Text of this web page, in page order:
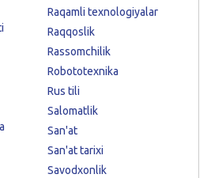
Raqamli texnologiyalar
Raqqoslik
Rassomchilik
Robototexnika
Rus tili
Salomatlik
San'at
San'at tarixi
Savodxonlik